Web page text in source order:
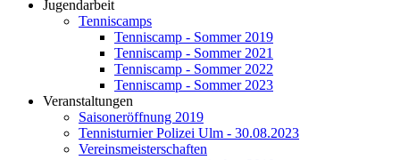
Jugendarbeit
Tenniscamps
Tenniscamp - Sommer 2019
Tenniscamp - Sommer 2021
Tenniscamp - Sommer 2022
Tenniscamp - Sommer 2023
Veranstaltungen
Saisoneröffnung 2019
Tennisturnier Polizei Ulm - 30.08.2023
Vereinsmeisterschaften